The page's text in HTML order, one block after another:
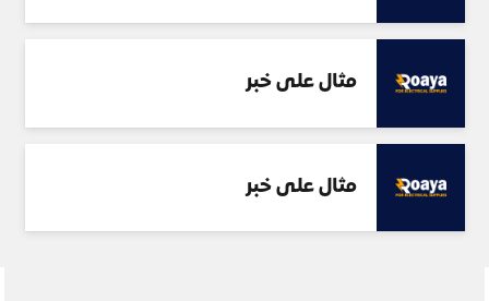
مثال على خبر
مثال على خبر